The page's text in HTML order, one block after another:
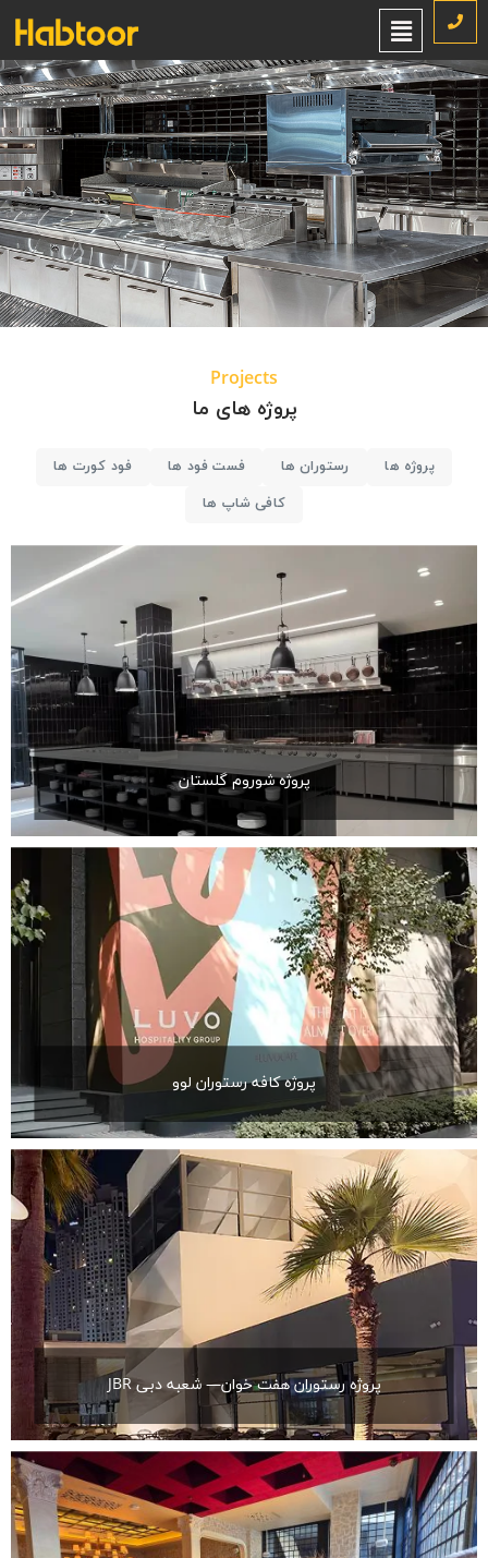
پروژه ها
Projects
پروژه های ما
پروژه ها رستوران ها فست فود ها
فود کورت ها
کافی شاپ ها
پروژه شوروم گلستان
پروژه کافه رستوران لوو
پروژه رستوران هفت خوان— شعبه دبی JBR